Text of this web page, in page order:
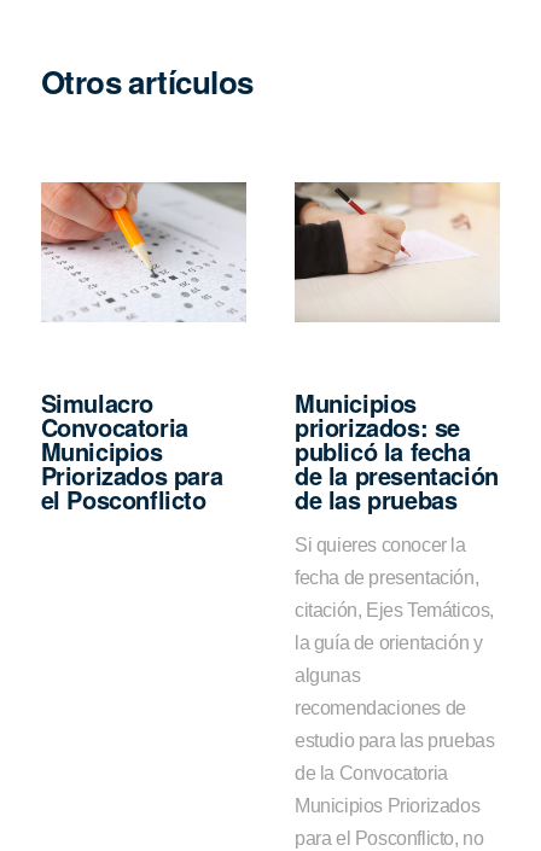
Otros artículos
Simulacro
Convocatoria
Municipios
Priorizados para
el Posconflicto
Municipios
priorizados: se
publicó la fecha
de la presentación
de las pruebas
Si quieres conocer la
fecha de presentación,
citación, Ejes Temáticos,
la guía de orientación y
algunas
recomendaciones de
estudio para las pruebas
de la Convocatoria
Municipios Priorizados
para el Posconflicto, no